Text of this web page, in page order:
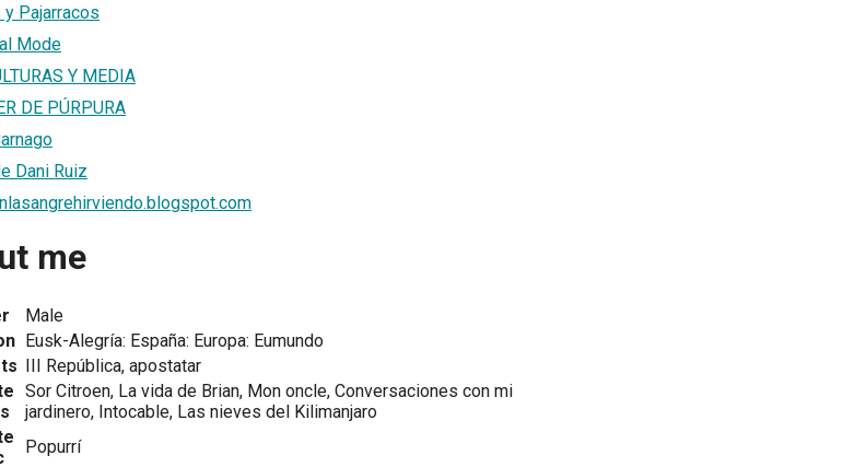
y Pajarracos
Mode
Y MEDIA
DE PÚRPURA
Dani Ruiz
me
Male
Eusk-Alegría: España: Europa: Eumundo
III República, apostatar
Sor Citroen, La vida de Brian, Mon oncle, Conversaciones con mi
jardinero, Intocable, Las nieves del Kilimanjaro
Popurrí